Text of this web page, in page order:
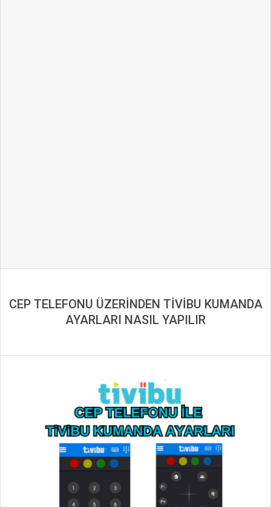
CEP TELEFONU ÜZERİNDEN TİVİBU KUMANDA
AYARLARI NASIL YAPILIR